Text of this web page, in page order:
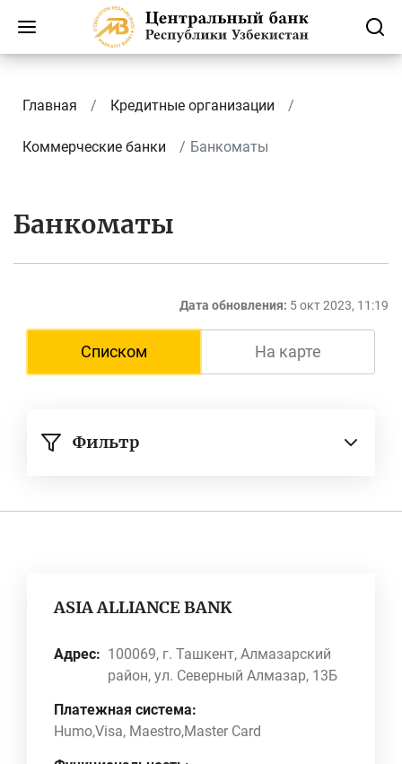
Главная Кредитные организации
Коммерческие банки Банкоматы
Банкоматы
Дата обновления: 5 окт 2023, 11:19
Списком На карте
Фильтр
ASIA ALLIANCE BANK
Адрес: 100069, г. Ташкент, Алмазарский
район, ул. Северный Алмазар, 13Б
Платежная система:
Humo,Visa, Maestro,Master Card